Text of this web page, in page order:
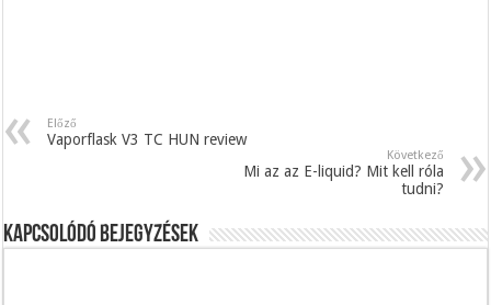
Előző
Vaporflask V3 TC HUN review
Következő
Mi az az E-liquid? Mit kell róla
tudni?
Kapcsolódó bejegyzések